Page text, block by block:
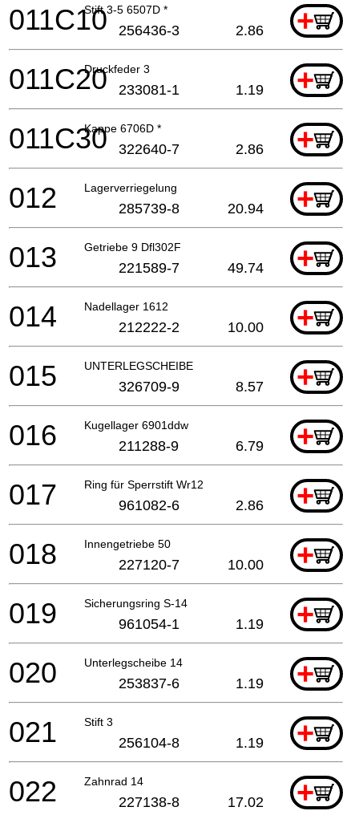
Stift 3-5 6507D * +
011C10 256436-3 2.86
Druckfeder 3 +
011C20 233081-1 1.19
Kappe 6706D * +
011C30 322640-7 2.86
Lagerverriegelung +
012 285739-8 20.94
Getriebe 9 Dfl302F +
013 221589-7 49.74
Nadellager 1612 +
014 212222-2 10.00
UNTERLEGSCHEIBE +
015 326709-9 8.57
Kugellager 6901ddw +
016 211288-9 6.79
Ring für Sperrstift Wr12 +
017 961082-6 2.86
Innengetriebe 50 +
018 227120-7 10.00
Sicherungsring S-14 +
019 961054-1 1.19
Unterlegscheibe 14 +
020 253837-6 1.19
Stift 3 +
021 256104-8 1.19
Zahnrad 14 +
022 227138-8 17.02